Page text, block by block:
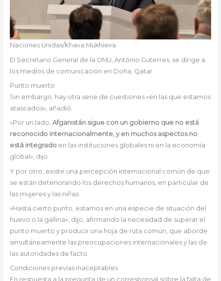
Naciones Unidas/Khava Mukhieva
El Secretario General de la ONU, António Guterres, se dirige a
los medios de comunicación en Doha, Qatar.
Punto muerto
Sin embargo, hay otra serie de cuestiones «en las que estamos
atascados», añadió.
«Por un lado, Afganistán sigue con un gobierno que no está
reconocido internacionalmente, y en muchos aspectos no
está integradoen las instituciones globales ni en la economía
global», dijo.
Y por otro, existe una percepción internacional común de que
se están deteriorando los derechos humanos, en particular de
las mujeres y las niñas.
«Hasta cierto punto, estamos en una especie de situación del
huevo o la gallina», dijo, afirmando la necesidad de superar el
punto muerto y producir una hoja de ruta común, que aborde
simultáneamente las preocupaciones internacionales y las de
las autoridades de facto.
Condiciones previas inaceptables
En respuesta a la pregunta de un corresponsal sobre la falta de